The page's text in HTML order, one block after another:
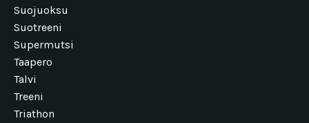
Suojuoksu
Suotreeni
Supermutsi
Taapero
Talvi
Treeni
Triathon